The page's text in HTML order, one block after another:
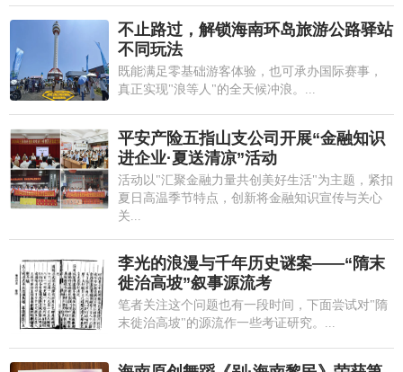
不止路过，解锁海南环岛旅游公路驿站
不同玩法
既能满足零基础游客体验，也可承办国际赛事，
真正实现"浪等人"的全天候冲浪。...
平安产险五指山支公司开展“金融知识
进企业·夏送清凉”活动
活动以"汇聚金融力量共创美好生活"为主题，紧扣
夏日高温季节特点，创新将金融知识宣传与关心
关...
李光的浪漫与千年历史谜案——“隋末
徙治高坡”叙事源流考
笔者关注这个问题也有一段时间，下面尝试对"隋
末徙治高坡"的源流作一些考证研究。...